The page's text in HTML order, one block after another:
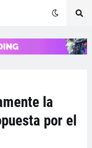
la
por el